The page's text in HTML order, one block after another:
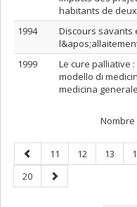
habitants de deux
1994
Discours savants
1999
Le cure palliative
modello di
medicina generale
Page
précédente
Page
11 Page
12 Page
13
Page
20
Page
suivante